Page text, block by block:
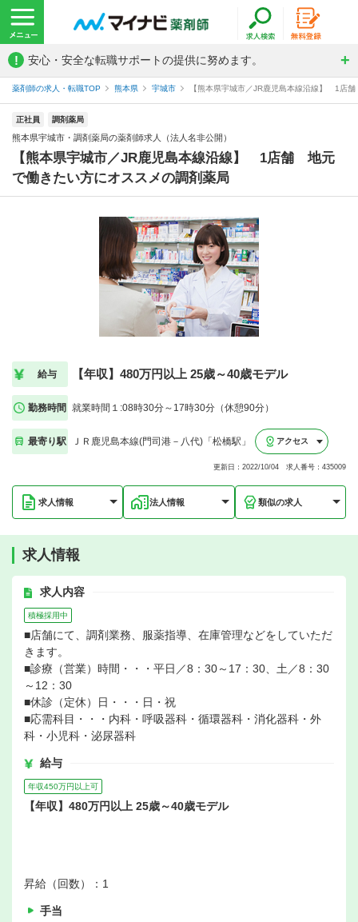
! 安心・安全な転職サポートの提供に努めます。
薬剤師の求人・転職TOP 熊本県 宇城市 【熊本県宇城市／JR鹿児島本線沿線】 1店
正社員 調剤薬局
熊本県宇城市・調剤薬局の薬剤師求人（法人名非公開）
【熊本県宇城市／JR鹿児島本線沿線】 1店舗 地元
で働きたい方にオススメの調剤薬局
給与 【年収】480万円以上 25歳～40歳モデル
勤務時間 就業時間１:08時30分～17時30分（休憩90分）
最寄り駅 ＪＲ鹿児島本線(門司港－八代)「松橋駅」 アクセス
更新日：2022/10/04 求人番号：435009
求人情報 法人情報 類似の求人
求人情報
求人内容
積極採用中
■店舗にて、調剤業務、服薬指導、在庫管理などをしていただ
きます。
■診療（営業）時間・・・平日／8：30～17：30、土／8：30
～12：30
■休診（定休）日・・・日・祝
■応需科目・・・内科・呼吸器科・循環器科・消化器科・外
科・小児科・泌尿器科
給与
年収450万円以上可
【年収】480万円以上 25歳～40歳モデル
昇給（回数）：1
手当